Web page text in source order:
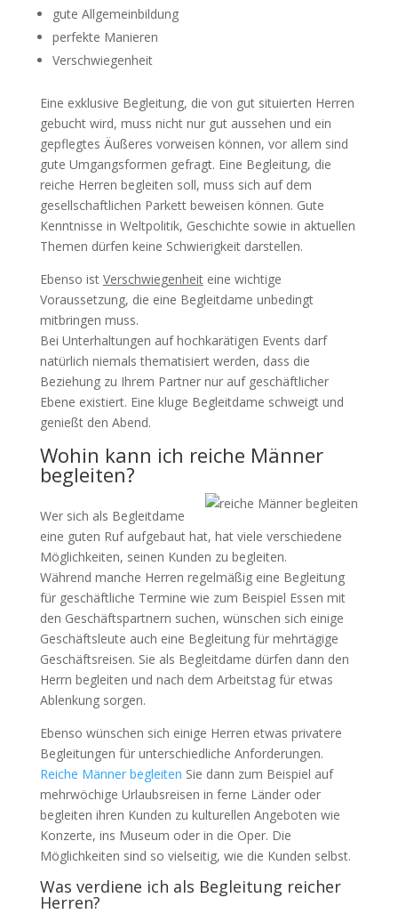
gute Allgemeinbildung
perfekte Manieren
Verschwiegenheit
Eine exklusive Begleitung, die von gut situierten Herren
gebucht wird, muss nicht nur gut aussehen und ein
gepflegtes Äußeres vorweisen können, vor allem sind
gute Umgangsformen gefragt. Eine Begleitung, die
reiche Herren begleiten soll, muss sich auf dem
gesellschaftlichen Parkett beweisen können. Gute
Kenntnisse in Weltpolitik, Geschichte sowie in aktuellen
Themen dürfen keine Schwierigkeit darstellen.
Ebenso ist Verschwiegenheiteine wichtige
Voraussetzung, die eine Begleitdame unbedingt
mitbringen muss.
Bei Unterhaltungen auf hochkarätigen Events darf
natürlich niemals thematisiert werden, dass die
Beziehung zu Ihrem Partner nur auf geschäftlicher
Ebene existiert. Eine kluge Begleitdame schweigt und
genießt den Abend.
Wohin kann ich reiche Männer
begleiten?
Wer sich als Begleitdame
eine guten Ruf aufgebaut hat, hat viele verschiedene
Möglichkeiten, seinen Kunden zu begleiten.
Während manche Herren regelmäßig eine Begleitung
für geschäftliche Termine wie zum Beispiel Essen mit
den Geschäftspartnern suchen, wünschen sich einige
Geschäftsleute auch eine Begleitung für mehrtägige
Geschäftsreisen. Sie als Begleitdame dürfen dann den
Herrn begleiten und nach dem Arbeitstag für etwas
Ablenkung sorgen.
Ebenso wünschen sich einige Herren etwas privatere
Begleitungen für unterschiedliche Anforderungen.
Reiche Männer begleiten Sie dann zum Beispiel auf
mehrwöchige Urlaubsreisen in ferne Länder oder
begleiten ihren Kunden zu kulturellen Angeboten wie
Konzerte, ins Museum oder in die Oper. Die
Möglichkeiten sind so vielseitig, wie die Kunden selbst.
Was verdiene ich als Begleitung reicher
Herren?